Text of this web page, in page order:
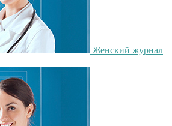
Женский журнал